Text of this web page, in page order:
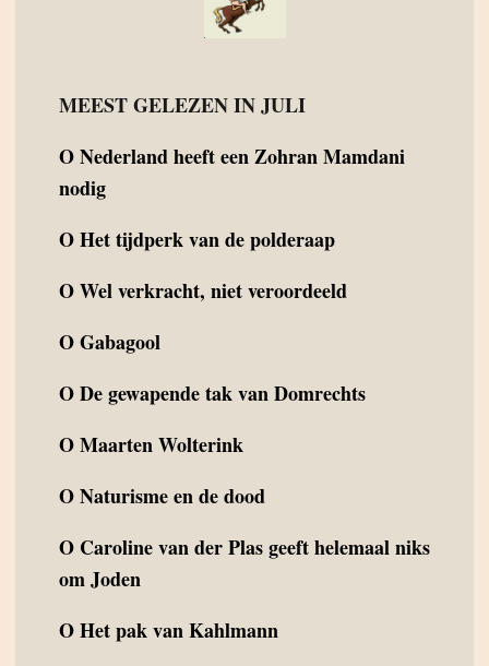
MEEST GELEZEN IN JULI
ONederland heeft een Zohran Mamdani
nodig
OHet tijdperk van de polderaap
OWel verkracht, niet veroordeeld
OGabagool
ODe gewapende tak van Domrechts
OMaarten Wolterink
ONaturisme en de dood
O Caroline van der Plas geeft helemaal niks
om Joden
OHet pak van Kahlmann